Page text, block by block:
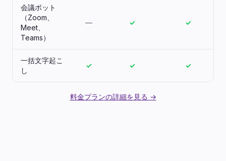
会議ボット
（Zoom、
Meet、
Teams）
— ✓ ✓
一括文字起こ
し
✓ ✓ ✓
料金プランの詳細を見る →